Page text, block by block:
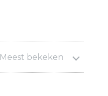
Meest bekeken